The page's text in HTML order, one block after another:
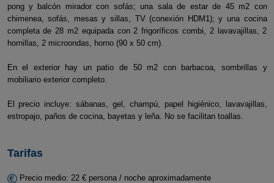
pong y balcón mirador con sofás; una sala de estar de 45 m2 con
chimenea, sofás, mesas y sillas, TV (conexión HDM1); y una cocina
completa de 28 m2 equipada con 2 frigoríficos combi, 2 lavavajillas, 2
hornillas, 2 microondas, horno (90 x 50 cm).
En el exterior hay un patio de 50 m2 con barbacoa, sombrillas y
mobiliario exterior completo.
El precio incluye: sábanas, gel, champú, papel higiénico, lavavajillas,
estropajo, paños de cocina, bayetas y leña. No se facilitan toallas.
Tarifas
Precio medio: 22 € persona / noche aproximadamente